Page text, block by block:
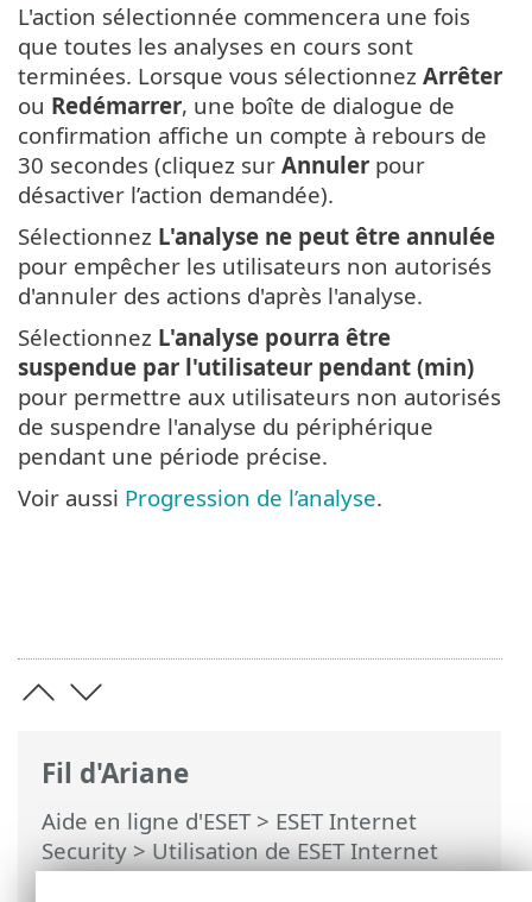
Fil d'Ariane
Aide en ligne d'ESET> ESET Internet
Security>Utilisation de ESET Internet
Security>Outils>Planificateur> Boîtes
L'action sélectionnée commencera une fois
que toutes les analyses en cours sont
terminées. Lorsque vous sélectionnez Arrêter
ou Redémarrer, une boîte de dialogue de
confirmation affiche un compte à rebours de
30 secondes (cliquez sur Annuler pour
désactiver l’action demandée).
Sélectionnez L'analyse ne peut être annulée
pour empêcher les utilisateurs non autorisés
d'annuler des actions d'après l'analyse.
Sélectionnez L'analyse pourra être
suspendue par l'utilisateur pendant (min)
pour permettre aux utilisateurs non autorisés
de suspendre l'analyse du périphérique
pendant une période précise.
Voir aussi Progression de l’analyse.